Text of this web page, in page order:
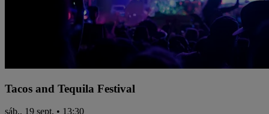
Tacos and Tequila Festival
sáb., 19 sept. • 13:30